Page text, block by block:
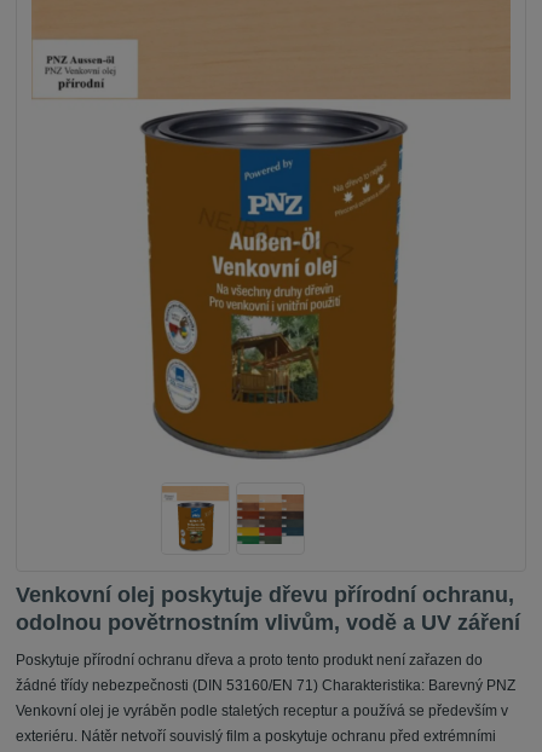
Venkovní olej poskytuje dřevu přírodní ochranu,
odolnou povětrnostním vlivům, vodě a UV záření
Poskytuje přírodní ochranu dřeva a proto tento produkt není zařazen do
žádné třídy nebezpečnosti (DIN 53160/EN 71) Charakteristika: Barevný PNZ
Venkovní olej je vyráběn podle staletých receptur a používá se především v
exteriéru. Nátěr netvoří souvislý film a poskytuje ochranu před extrémními